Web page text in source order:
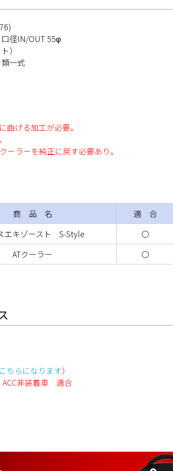
径IN/OUT 55φ
）
一式
げる加工が必要。
ラーを純正に戻す必要あり。
商 品 名
適 合
エキゾースト S-Style
〇
ATクーラー 〇
ちらになります）
ACC非装着車 適合